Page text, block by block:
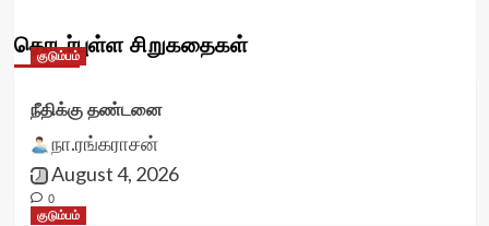
தொடர்புள்ள சிறுகதைகள்
குடும்பம்
நீதிக்கு தண்டனை
நா.ரங்கராசன்
August 4, 2026
0
குடும்பம்